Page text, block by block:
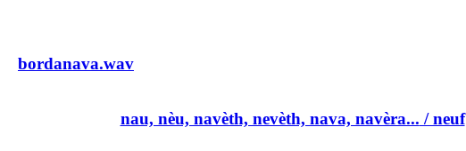
bordanava.wav
nau, nèu, navèth, nevèth, nava, navèra... / neuf